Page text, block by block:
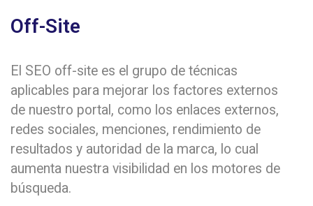
Off-Site
El SEO off-site es el grupo de técnicas
aplicables para mejorar los factores externos
de nuestro portal, como los enlaces externos,
redes sociales, menciones, rendimiento de
resultados y autoridad de la marca, lo cual
aumenta nuestra visibilidad en los motores de
búsqueda.